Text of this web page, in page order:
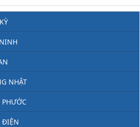
NHẬT
ĐIỆN